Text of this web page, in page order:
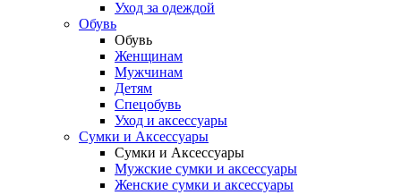
Уход за одеждой
Обувь
Обувь
Женщинам
Мужчинам
Детям
Спецобувь
Уход и аксессуары
Сумки и Аксессуары
Сумки и Аксессуары
Мужские сумки и аксессуары
Женские сумки и аксессуары